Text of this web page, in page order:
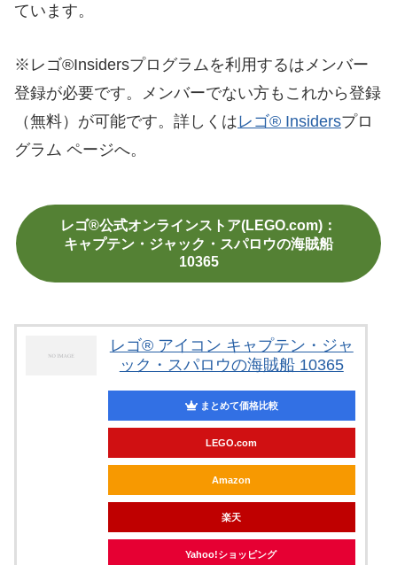
ています。
※レゴ®Insidersプログラムを利用するはメンバー
登録が必要です。メンバーでない方もこれから登録
（無料）が可能です。詳しくはレゴ® Insidersプロ
グラム ページへ。
レゴ®公式オンラインストア(LEGO.com)：
キャプテン・ジャック・スパロウの海賊船
10365
レゴ® アイコン キャプテン・ジャ
ック・スパロウの海賊船 10365
まとめて価格比較
LEGO.com
Amazon
楽天
Yahoo!ショッピング